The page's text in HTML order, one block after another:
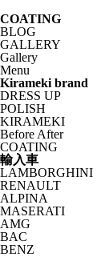
COATING
BLOG
GALLERY
Gallery
Menu
Kirameki brand
DRESS UP
POLISH
KIRAMEKI
Before After
COATING
輸入車
LAMBORGHINI
RENAULT
ALPINA
MASERATI
AMG
BAC
BENZ